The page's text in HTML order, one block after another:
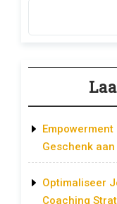
Geschenk
Optimaliseer
Coaching